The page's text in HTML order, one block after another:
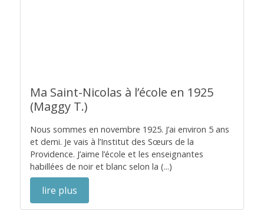
Ma Saint-Nicolas à l’école en 1925
(Maggy T.)
Nous sommes en novembre 1925. J’ai environ 5 ans
et demi. Je vais à l’Institut des Sœurs de la
Providence. J’aime l’école et les enseignantes
habillées de noir et blanc selon la (...)
lire plus